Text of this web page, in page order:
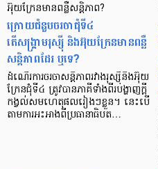
អ៊ុយក្រែនមានពន្លឺសន្ដិភាព?
ក្រោយជំនួបចរចាជុំទី៤
តើសង្គ្រាមរុស្ស៊ី និងអ៊ុយក្រែនមានពន្លឺ
សន្ដិភាពដែរ ឬទេ?
ដំណើរការចរចាសន្តិភាពរវាងរុស្ស៊ីនិងអ៊ុយ
ក្រែនជុំទី៤ ត្រូវបានភាគីទាំងពីរបង្ហាញក្តី
កង្វល់សមហេតុផលរៀងៗខ្លួន។ នេះបើ
តាមការអះអាងពីប្រធានាធិបត…